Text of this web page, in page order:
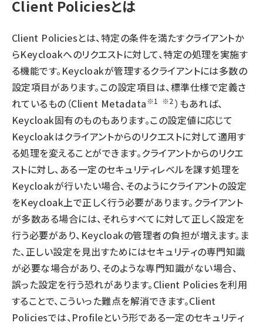
Client Policiesとは
Client Policiesとは、特定の条件を満たすクライアントか
らKeycloakへのリクエストに対して、特定の処理を実施す
る機能です。Keycloakが管理するクライアントには多数の
設定項目があります。この設定項目は、標準仕様で定義さ
れているもの（Client Metadata※1 ※2 ）もあれば、
Keycloak固有のものもあります。この設定値に応じて
Keycloakはクライアントからのリクエストに対して適用す
る処理を変えることができます。クライアントからのリクエ
ストに対し、ある一定のセキュリティレベルを課す処理を
Keycloakが行いたい場合、そのようにクライアントの設定
をKeycloak上で正しく行う必要があります。クライアント
が多数ある場合には、それらすべてに対して正しく設定を
行う必要があり、Keycloakの管理者の負担が増えます。ま
た、正しい設定を見出すためにはセキュリティの専門知識
が必要な場合があり、そのような専門知識がない場合、
誤った設定を行う恐れがあります。Client Policiesを利用
することで、こういった難点を解消できます。Client
Policiesでは、Profileという形である一定のセキュリティ